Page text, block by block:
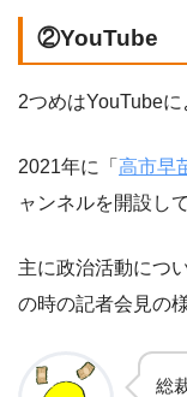
②YouTube
2つめはYouTubeに
2021年に「 高市早
ャンネルを開設し
主に政治活動につ
の時の記者会見の
総